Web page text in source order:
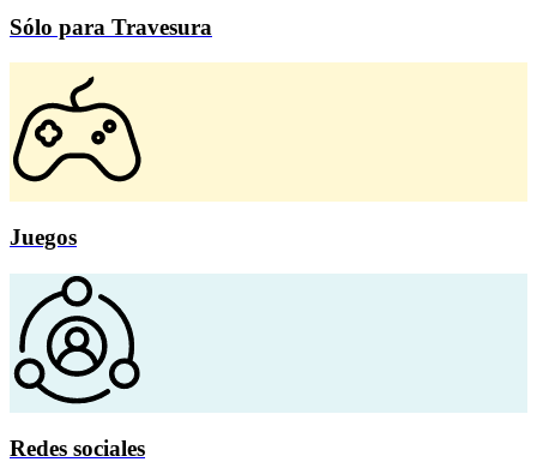
Sólo para Travesura
Juegos
Redes sociales